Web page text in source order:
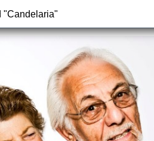
"Candelaria"